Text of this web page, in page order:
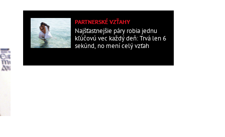
PARTNERSKÉ VZŤAHY
Najšťastnejšie páry robia jednu
kľúčovú vec každý deň: Trvá len 6
sekúnd, no mení celý vzťah